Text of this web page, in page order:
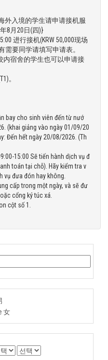
外入境的学生请申请接机服
8月20日(四)}
进行接机(KRW 50,000现场
需要同学请填写申请表。
内宿舍的学生也可以申请接
。
bay cho sinh viên đến từ nướ
(khai giảng vào ngày 01/09/20
Đến hết ngày 20/08/2026. (Th
15:00 Sẽ tiến hành dịch vụ đ
toán tại chỗ). Hãy kiểm tra v
vụ đưa đón hay không.
cấp trong một ngày, và sẽ đư
cổng ký túc xá.
cột số 1.
女